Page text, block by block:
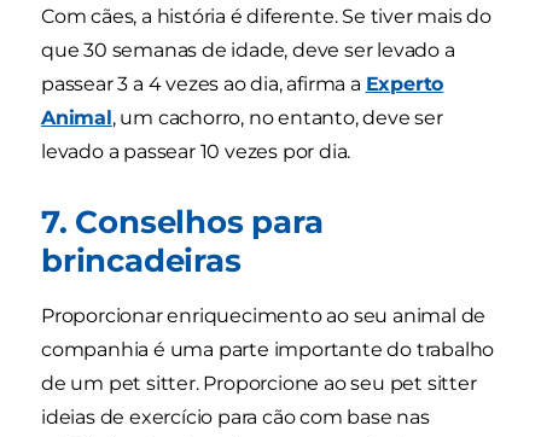
Com cães, a história é diferente. Se tiver mais do
que 30 semanas de idade, deve ser levado a
passear 3 a 4 vezes ao dia, afirma a Experto
Animal, um cachorro, no entanto, deve ser
levado a passear 10 vezes por dia.
7. Conselhos para
brincadeiras
Proporcionar enriquecimento ao seu animal de
companhia é uma parte importante do trabalho
de um pet sitter. Proporcione ao seu pet sitter
ideias de exercício para cão com base nas